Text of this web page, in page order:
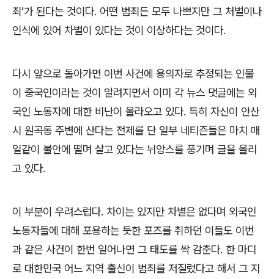
죄'가 된다는 것이다. 어떤 범죄든 모두 나쁘지만 그 처벌이나
인식에 있어 차별이 있다는 것이 이상하다는 것이다.
다시 앞으로 돌아가면 이번 사건에 용의자로 추정되는 인물
이 중국인이라는 것이 알려지면서 이미 각 뉴스 댓글에는 외
국인 노동자에 대한 비난이 올라오고 있다. 특히 자신이 안산
시 원곡동 주변에 산다는 전제를 단 일부 네티즌들은 마치 매
일같이 불안에 떨며 살고 있다는 뉘앙스를 풍기며 글을 올리
고 있다.
이 부분이 우려스럽다. 차이는 있지만 차별은 없다며 외국인
노동자들에 대해 포용하는 듯한 포즈를 취하던 이들도 이번
과 같은 사건이 한번 일어나면 그 태도를 싹 감춘다. 한 마디
로 대한민국 어느 지역 출신이 범죄를 저질렀다고 해서 그 지